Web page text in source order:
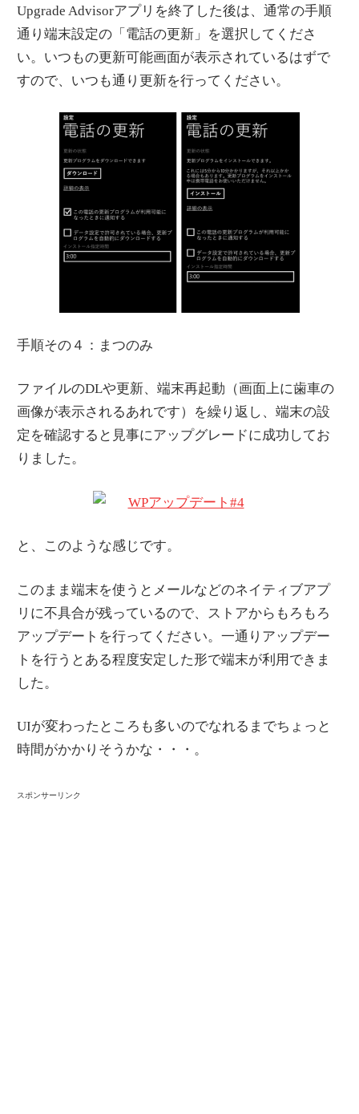
Upgrade Advisorアプリを終了した後は、通常の手順
通り端末設定の「電話の更新」を選択してくださ
い。いつもの更新可能画面が表示されているはずで
すので、いつも通り更新を行ってください。
手順その４：まつのみ
ファイルのDLや更新、端末再起動（画面上に歯車の
画像が表示されるあれです）を繰り返し、端末の設
定を確認すると見事にアップグレードに成功してお
りました。
と、このような感じです。
このまま端末を使うとメールなどのネイティブアプ
リに不具合が残っているので、ストアからもろもろ
アップデートを行ってください。一通りアップデー
トを行うとある程度安定した形で端末が利用できま
した。
UIが変わったところも多いのでなれるまでちょっと
時間がかかりそうかな・・・。
スポンサーリンク